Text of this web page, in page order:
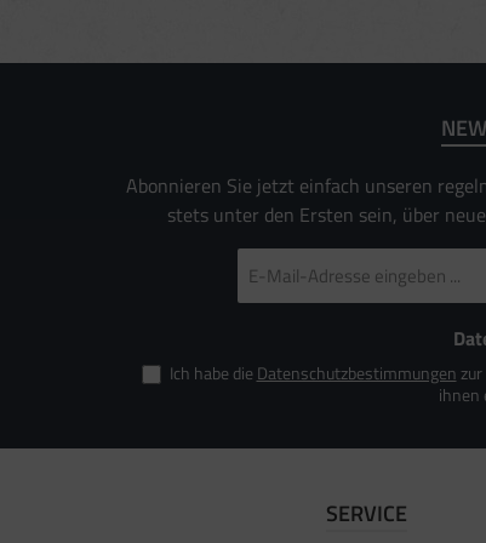
Abonnieren Sie jetzt einfach unseren
stets unter den Ersten sein, über
Mail-
Adresse
Ich habe die Datenschutzbestimmungen
ihnen
SERVICE
Endgeräteeigenschaften zur Identifikation aktiv abfragen